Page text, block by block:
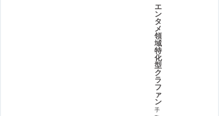
エ
ン
タ
メ
領
域
特
化
型
ク
ラ
フ
ァ
ン
手